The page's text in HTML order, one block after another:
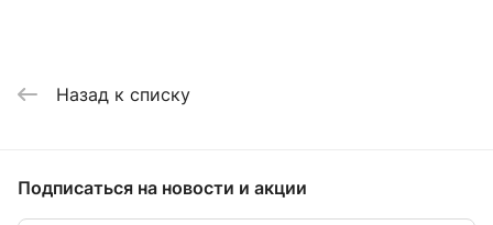
Назад к списку
Подписаться на новости и акции